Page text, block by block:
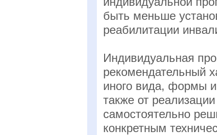
быть меньше
реабилитации
Индивидуальная
рекомендательный
иного вида, формы
также от
самостоятельно
конкретным